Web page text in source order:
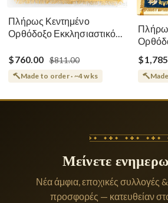
Πλήρως Κεντημένο
Ορθόδοξο Εκκλησιαστικό
Θεοτόκου
$760.00 $811.00
Made to order · ~4 wks
Μείνετε
Νέα άμφια, εποχικές συλλογές
προσφορές — κατευθείαν